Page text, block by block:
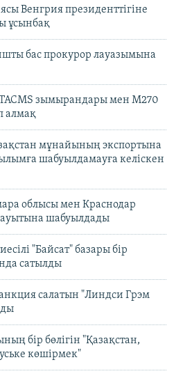
Венгрия президенттігіне
ұсынбақ
бас прокурор лауазымына
зымырандары мен M270
алмақ
мұнайының экспортына
шабуылдамауға келіскен
облысы мен Краснодар
шабуылдады
"Байсат" базары бір
сатылды
салатын "Линдси Грэм
бір бөлігін "Қазақстан,
көшірмек"